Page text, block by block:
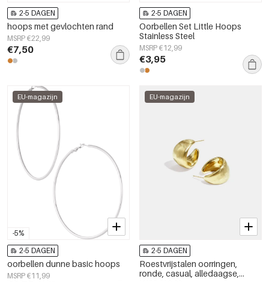
2-5 DAGEN
hoops met gevlochten rand
MSRP €22,99
€7,50
2-5 DAGEN
Oorbellen Set Little Hoops
Stainless Steel
MSRP €12,99
€3,95
-5%
EU-magazijn
2-5 DAGEN
oorbellen dunne basic hoops
MSRP €11,99
EU-magazijn
2-5 DAGEN
Roestvrijstalen oorringen,
ronde, casual, alledaagse,